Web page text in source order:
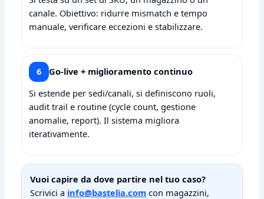
canale. Obiettivo: ridurre mismatch e tempo
manuale, verificare eccezioni e stabilizzare.
6
Go‑live + miglioramento continuo
Si estende per sedi/canali, si definiscono ruoli,
audit trail e routine (cycle count, gestione
anomalie, report). Il sistema migliora
iterativamente.
Vuoi capire da dove partire nel tuo caso?
Scrivici a info@bastelia.com con magazzini,